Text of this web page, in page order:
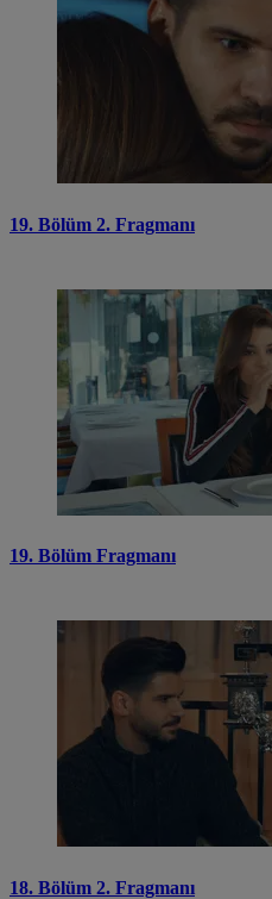
19. Bölüm 2. Fragmanı
19. Bölüm Fragmanı
18. Bölüm 2. Fragmanı